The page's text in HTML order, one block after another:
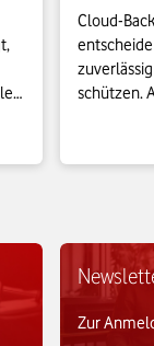
Cloud-
schützen.
Zur